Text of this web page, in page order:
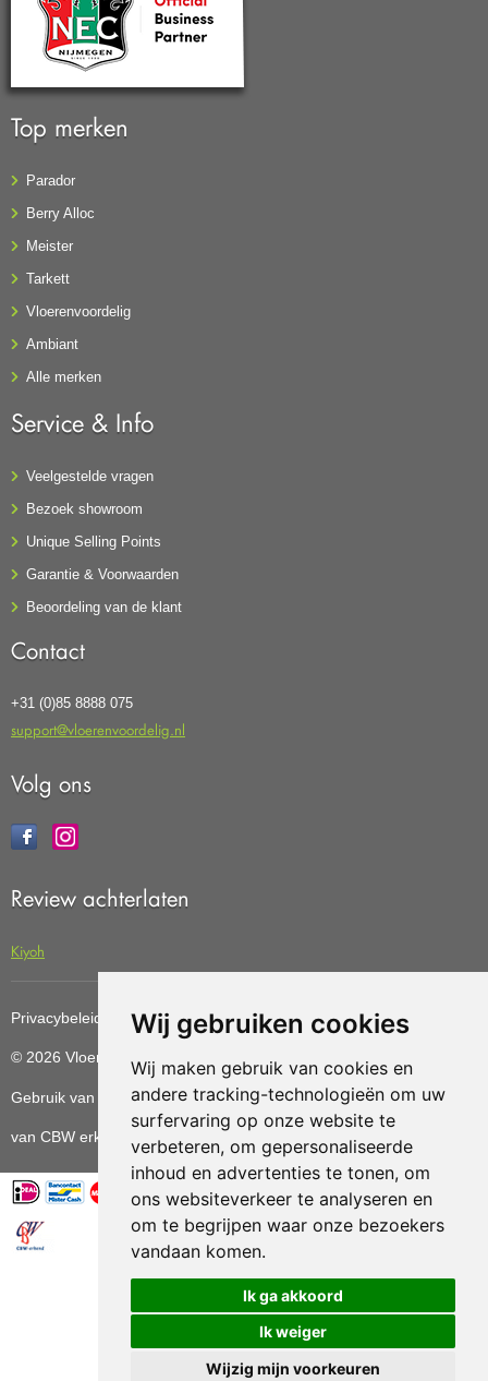
Wij gebruiken cookies
Wij maken gebruik van cookies en
andere tracking-technologieën om uw
surfervaring op onze website te
verbeteren, om gepersonaliseerde
inhoud en advertenties te tonen, om
ons websiteverkeer te analyseren en
om te begrijpen waar onze bezoekers
vandaan komen.
Ik ga akkoord
Ik weiger
Wijzig mijn voorkeuren
Top merken
Parador
Berry Alloc
Meister
Tarkett
Vloerenvoordelig
Ambiant
Alle merken
Service & Info
Veelgestelde vragen
Bezoek showroom
Unique Selling Points
Garantie & Voorwaarden
Beoordeling van de klant
Contact
+31 (0)85 8888 075
support@vloerenvoordelig.nl
Volg ons
Review achterlaten
Kiyoh
Privacybeleid Cookiebeleid Update cookies preferences
© 2026 Vloerenvoordelig
Gebruik van deze site betekent dat u dealgemene voorwaarden
van CBW erkende woonwinkels accepteert.
Vloerenvoordelig.nl is een onderdeel van